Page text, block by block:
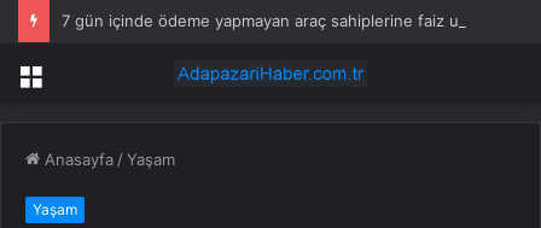
Menü
Anasayfa /Yaşam
Yaşam